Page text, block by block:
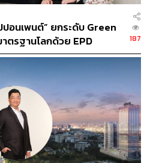
ะดวกหรือใช้งานอยู่แล้วได้เลย
นดับ1
ไทยแลนด์)
FORUM
FORUM 2024
FORUM 2024: BRAVE
จไทย ไล่กวดโลกใหม่
ที่ที่ดีที่สุดจากเอพี
อนเพนต์” ยกระดับ Green
ตรฐานโลกด้วย EPD
ด Global Standards for
ส่งมอบบ้านคุณภาพ ลด
อมปั้นนักออกแบบที่ใส่ใจโลก
187